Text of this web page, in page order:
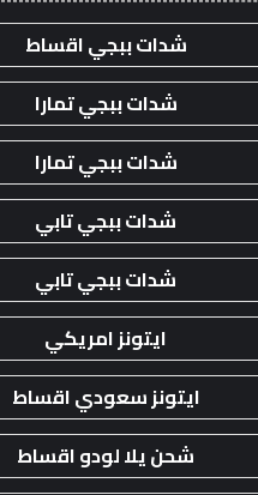
شدات ببجي اقساط
شدات ببجي تمارا
شدات ببجي تمارا
شدات ببجي تابي
شدات ببجي تابي
ايتونز امريكي
ايتونز سعودي اقساط
شحن يلا لودو اقساط